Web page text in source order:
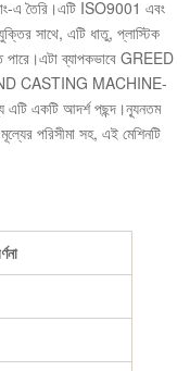
এ তৈরি।এটি ISO9001 এবং
সাথে, এটি ধাতু, প্লাস্টিক
পারে।এটা ব্যাপকভাবে GREED
CASTING MACHINE-
এটি একটি আদর্শ পছন্দ।ন্যূনতম
পরিসীমা সহ, এই মেশিনটি